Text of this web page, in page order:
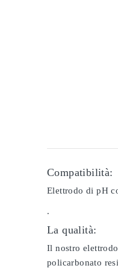
Compatibilità:
Elettrodo di pH
.
La qualità:
Il nostro
policarbonato